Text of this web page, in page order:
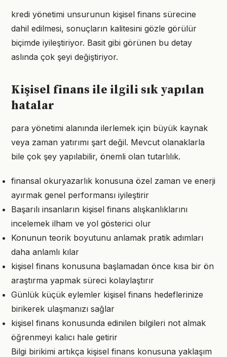
kredi yönetimi unsurunun kişisel finans sürecine
dahil edilmesi, sonuçların kalitesini gözle görülür
biçimde iyileştiriyor. Basit gibi görünen bu detay
aslında çok şeyi değiştiriyor.
Kişisel finans ile ilgili sık yapılan
hatalar
para yönetimi alanında ilerlemek için büyük kaynak
veya zaman yatırımı şart değil. Mevcut olanaklarla
bile çok şey yapılabilir, önemli olan tutarlılık.
finansal okuryazarlık konusuna özel zaman ve enerji
ayırmak genel performansı iyileştirir
Başarılı insanların kişisel finans alışkanlıklarını
incelemek ilham ve yol gösterici olur
Konunun teorik boyutunu anlamak pratik adımları
daha anlamlı kılar
kişisel finans konusuna başlamadan önce kısa bir ön
araştırma yapmak süreci kolaylaştırır
Günlük küçük eylemler kişisel finans hedeflerinize
birikerek ulaşmanızı sağlar
kişisel finans konusunda edinilen bilgileri not almak
öğrenmeyi kalıcı hale getirir
Bilgi birikimi artıkça kişisel finans konusuna yaklaşım